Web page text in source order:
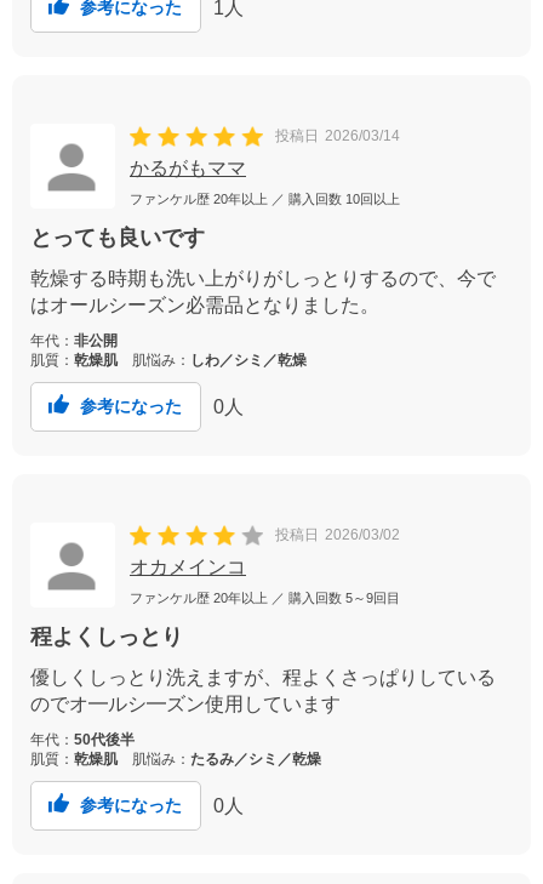
参考になった 1 人
投稿日 2026/03/14
かるがもママ
ファンケル歴 20年以上 ／ 購入回数 10回以上
とっても良いです
乾燥する時期も洗い上がりがしっとりするので、今で
はオールシーズン必需品となりました。
年代： 非公開
肌質： 乾燥肌 肌悩み： しわ／シミ／乾燥
参考になった 0 人
投稿日 2026/03/02
オカメインコ
ファンケル歴 20年以上 ／ 購入回数 5～9回目
程よくしっとり
優しくしっとり洗えますが、程よくさっぱりしている
のでオ━ルシ━ズン使用しています
年代： 50代後半
肌質： 乾燥肌 肌悩み： たるみ／シミ／乾燥
参考になった 0 人